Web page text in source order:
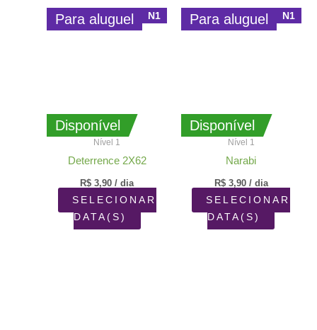
Disponível
Para aluguel N1
Nível 1
Deterrence 2X62
R$ 3,90 / dia
SELECIONAR
DATA(S)
Disponível
Para aluguel N1
Nível 1
Narabi
R$3,90/ dia
SELECIONAR
DATA(S)